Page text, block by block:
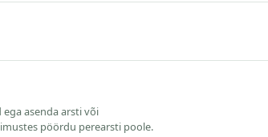
asenda arsti või
pöördu perearsti poole.